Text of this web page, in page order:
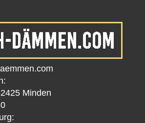
Minden